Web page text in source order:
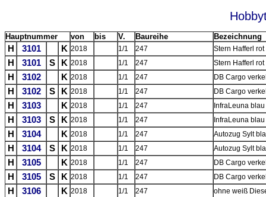
Hauptnummer von bis V. Baureihe Bezeichnung
H 3101 K 2018 1/1 247 Stern Hafferl
H 3101 S K 2018 1/1 247 Stern Hafferl
H 3102 K 2018 1/1 247 DB Cargo
H 3102 S K 2018 1/1 247 DB Cargo
H 3103 K 2018 1/1 247 InfraLeuna
H 3103 S K 2018 1/1 247 InfraLeuna
H 3104 K 2018 1/1 247 Autozug Sylt
H 3104 S K 2018 1/1 247 Autozug Sylt
H 3105 K 2018 1/1 247 DB Cargo
H 3105 S K 2018 1/1 247 DB Cargo
H 3106 K 2018 1/1 247 ohne weiß